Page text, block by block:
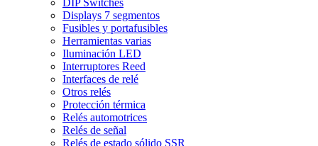
Displays 7 segmentos
Fusibles y portafusibles
Herramientas varias
Iluminación LED
Interruptores Reed
Interfaces de relé
Otros relés
Protección térmica
Relés automotrices
Relés de señal
Relés de estado sólido SSR